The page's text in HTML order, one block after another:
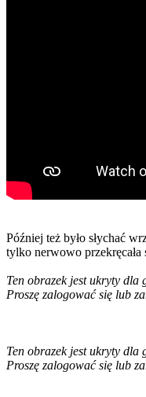
Później też było słychać
tylko nerwowo przekręcała
Ten obrazek jest ukryty dla
Proszę zalogować się lub
Ten obrazek jest ukryty dla
Proszę zalogować się lub